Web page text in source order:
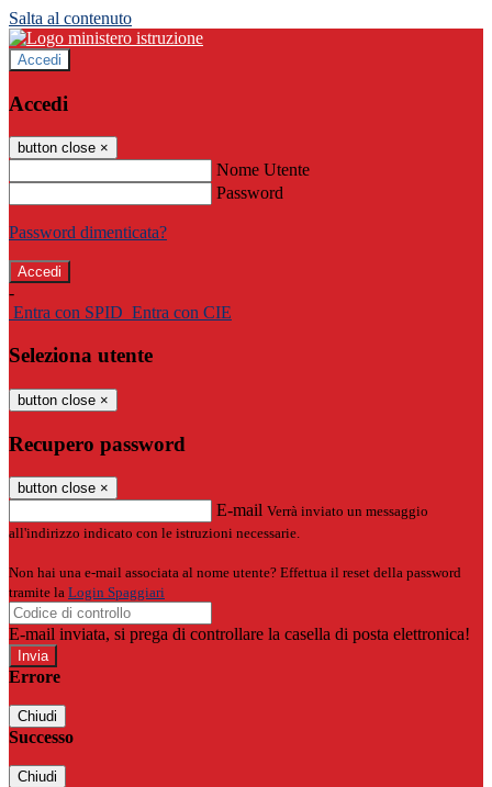
Salta al contenuto
Accedi
Accedi
button close ×
Nome Utente
Password
Password dimenticata?
-
Entra con SPID Entra con CIE
Seleziona utente
button close ×
Recupero password
button close ×
E-mail Verrà inviato un messaggio
all'indirizzo indicato con le istruzioni necessarie.
Non hai una e-mail associata al nome utente? Effettua il reset della password
tramite la Login Spaggiari
E-mail inviata, si prega di controllare la casella di posta elettronica!
Errore
Chiudi
Successo
Chiudi